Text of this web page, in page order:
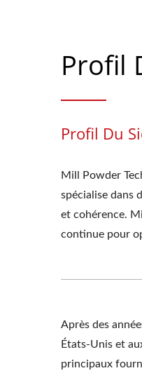
Profil
Profil Du
Mill Powder
spécialise dans
et cohérence.
continue pour
Après des
États-Unis et
principaux